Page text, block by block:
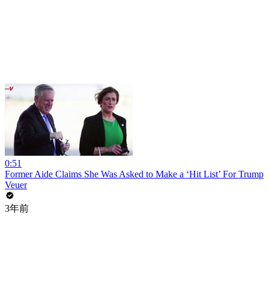
0:51
Former Aide Claims She Was Asked to Make a ‘Hit List’ For Trump
Veuer
3年前